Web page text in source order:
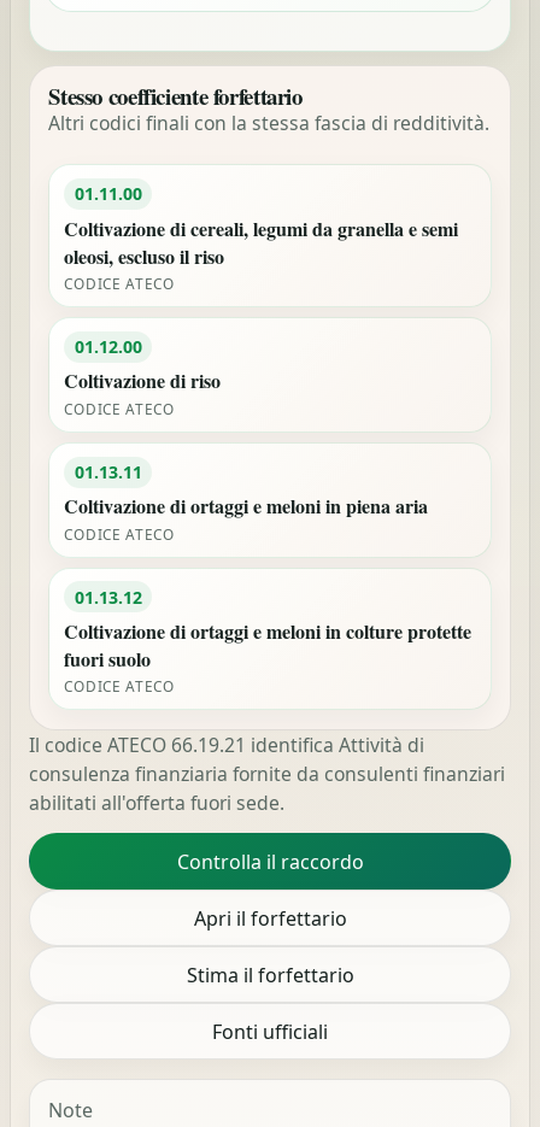
Stesso coefficiente forfettario
Altri codici finali con la stessa fascia di redditività.
01.11.00
Coltivazione di cereali, legumi da granella e semi
oleosi, escluso il riso
CODICE ATECO
01.12.00
Coltivazione di riso
CODICE ATECO
01.13.11
Coltivazione di ortaggi e meloni in piena aria
CODICE ATECO
01.13.12
Coltivazione di ortaggi e meloni in colture protette
fuori suolo
CODICE ATECO
Il codice ATECO 66.19.21 identifica Attività di
consulenza finanziaria fornite da consulenti finanziari
abilitati all'offerta fuori sede.
Controlla il raccordo
Apri il forfettario
Stima il forfettario
Fonti ufficiali
Note